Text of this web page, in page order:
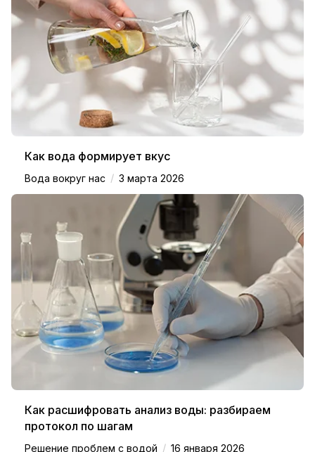
Как вода формирует вкус
Вода вокруг нас / 3 марта 2026
Как расшифровать анализ воды: разбираем
протокол по шагам
Решение проблем с водой / 16 января 2026